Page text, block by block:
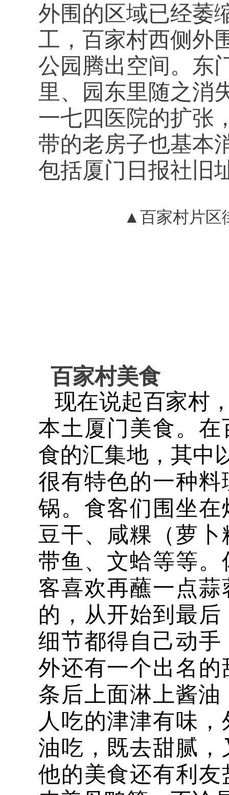
外围的区域已经萎
工，百家村西侧外
公园腾出空间。东
里、园东里随之消
一七四医院的扩张
带的老房子也基本
包括厦门日报社旧
▲百家村片区
百家村美食
现在说起百家村
本土厦门美食。
食的汇集地，其中
很有特色的一种
锅。食客们围坐
豆干、咸粿（萝
带鱼、文蛤等等
客喜欢再蘸一点
的，从开始到最
细节都得自己动
外还有一个出名
条后上面淋上酱
人吃的津津有味
油吃，既去甜腻
他的美食还有利